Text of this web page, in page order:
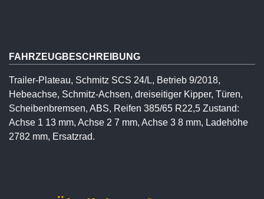
FAHRZEUGBESCHREIBUNG
Trailer-Plateau, Schmitz SCS 24/L, Betrieb 9/2018,
Hebeachse, Schmitz-Achsen, dreiseitiger Kipper, Türen,
Scheibenbremsen, ABS, Reifen 385/65 R22,5 Zustand:
Achse 1 13 mm, Achse 2 7 mm, Achse 3 8 mm, Ladehöhe
2782 mm, Ersatzrad.